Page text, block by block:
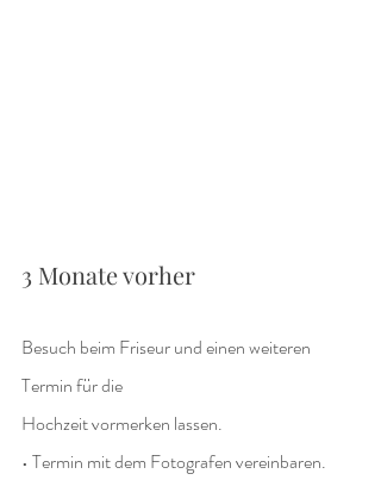
3 Monate vorher
Besuch beim Friseur und einen weiteren
Termin für die
Hochzeit vormerken lassen.
• Termin mit dem Fotografen vereinbaren.